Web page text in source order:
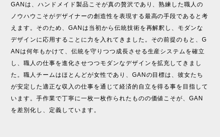
GANは、ハンドメイド製品こそが真の贅沢であり、熟練した職人の
ノウハウこそがデザイナーの創造性を表現する最高の手段であると考
えます。そのため、GANは当初から伝統技術を再解釈し、モダンな
デザインに応用することに力を入れてきました。その前提のもと、G
ANは何年もかけて、伝統を守りつつ成長させる生産システムを確立
し、職人の仕事を進化させつつモダンなデザインを拡充してきまし
た。職人チームはほとんどが女性であり、GANの目標は、彼女たち
が安定した適正な収入の仕事を通じて経済的自立を得る事を目指して
います。手作業で丁寧に一枚一枚作られたものの価値こそが、GAN
を差別化し、定義しています。